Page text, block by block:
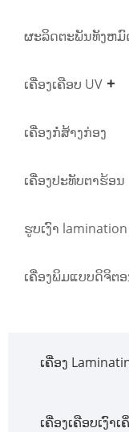
ຜະລິດຕະພັນທັງຫມົ
ເຄື່ອງເຄືອບ UV
ເຄື່ອງກໍ່ສ້າງກ່ອງ
ເຄື່ອງປະທັບຕາຮ້ອນ
ຮູບເງົາ
ເຄື່ອງພິມແບບດິຈິຕ
ເຄື່ອງ
ເຄື່ອງເຄືອບເງົາ